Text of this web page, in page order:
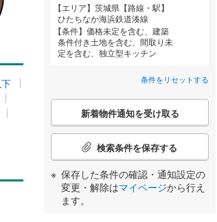
エリア
茨城県【路線・駅】
ひたちなか海浜鉄道湊線
条件
価格未定を含む、建築
条件付き土地を含む、間取り未
定を含む、独立型キッチン
条件をリセットする
こ
検
条
件
新着物件通知を受け取る
検索条件を保存する
保存した条件の確認・通知設定の
変更・解除はマイページから行え
ます。
鹿児島
する 条件をリセットする
東茨城郡茨城町(0)
那珂郡東海村(0)
択する 条件をリセットする
条件をリセットする
る 条件をリセットする
条件をリセットする
住宅性能評価付き（0）
小学校まで1km以内（ 0）
条件をリセットする